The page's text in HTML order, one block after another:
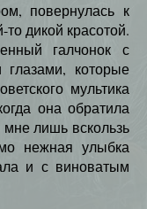
повернулась к
дикой красотой.
галчонок с
которые
мультика
она обратила
мне лишь вскользь
нежная улыбка
и с виноватым